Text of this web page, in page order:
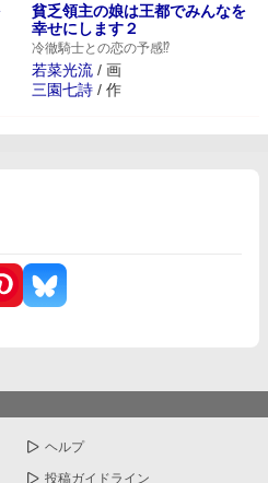
冷徹騎士との恋の予感⁉
貧乏領主の娘は王都でみんなを
幸せにします２
若菜光流 / 画
三園七詩 / 作
ヘルプ
投稿ガイドライン